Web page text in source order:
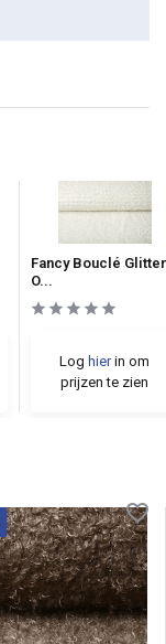
Fancy Bouclé Glitter
O...
Log hierin om
prijzen te zien